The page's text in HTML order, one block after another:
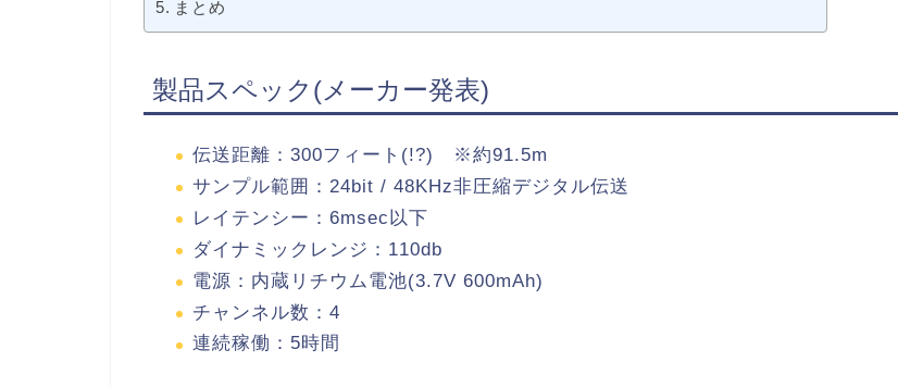
まとめ
製品スペック(メーカー発表)
伝送距離：300フィート(!?) ※約91.5m
サンプル範囲：24bit / 48KHz非圧縮デジタル伝送
レイテンシー：6msec以下
ダイナミックレンジ：110db
電源：内蔵リチウム電池(3.7V 600mAh)
チャンネル数：4
連続稼働：5時間